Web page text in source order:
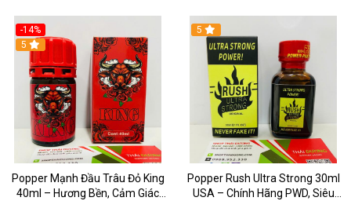
-14%
5
Popper Mạnh Đầu Trâu Đỏ King
40ml – Hương Bền, Cảm Giác
5
Popper Rush Ultra Strong 30ml
USA – Chính Hãng PWD, Siêu